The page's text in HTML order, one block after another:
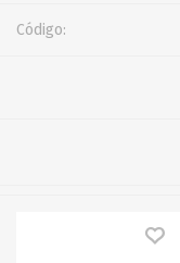
Código: